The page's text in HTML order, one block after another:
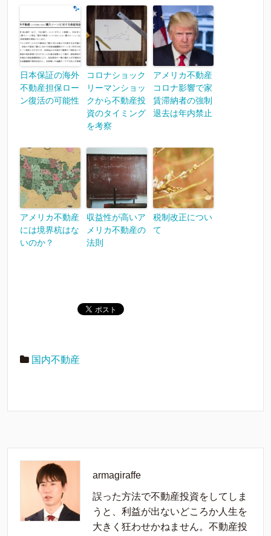
日本保証の海外
不動産担保ロー
ン復活の可能性
コロナショック
リーマンショッ
クから不動産投
資のタイミング
を考察
アメリカ不動産
コロナ影響で家
賃滞納者の強制
退去は年内禁止
アメリカ不動産
には境界杭はな
いのか？
収益性が高いア
メリカ不動産の
法則
税制改正につい
て
国内不動産
armagiraffe
誤った方法で不動産投資をしてしま
うと、利益が出ないどころか人生を
大きく狂わせかねません。不動産投